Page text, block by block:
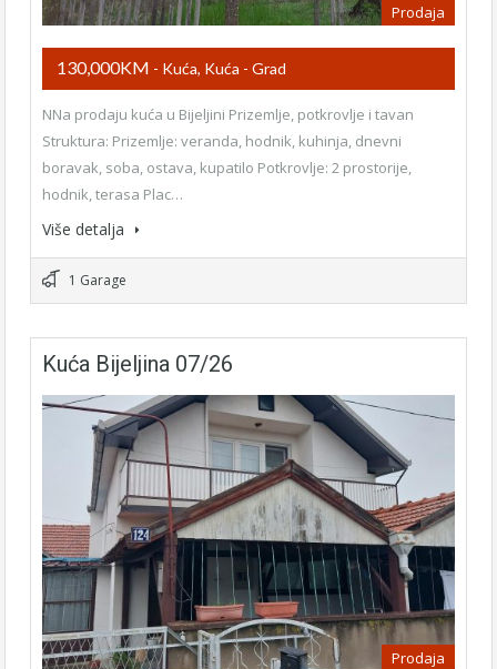
Prodaja
130,000KM - Kuća, Kuća - Grad
NNa prodaju kuća u Bijeljini Prizemlje, potkrovlje i tavan
Struktura: Prizemlje: veranda, hodnik, kuhinja, dnevni
boravak, soba, ostava, kupatilo Potkrovlje: 2 prostorije,
hodnik, terasa Plac…
Više detalja
1 Garage
Kuća Bijeljina 07/26
Prodaja